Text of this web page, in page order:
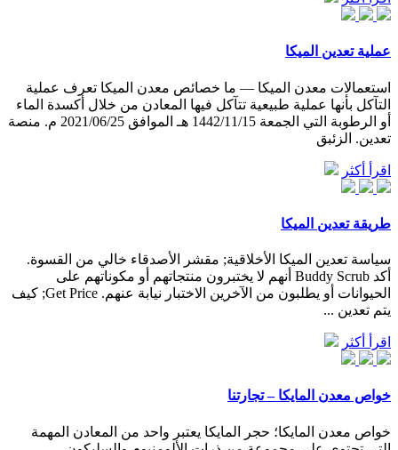
عملية تعدين الميكا
استعمالات معدن الميكا — ما خصائص معدن الميكا تعرف عملية
التآكل بأنها عملية طبيعية تتآكل فيها المعادن من خلال أكسدة الماء
أو الرطوبة التي الجمعة 1442/11/15 هـ الموافق 2021/06/25 م. منصة
تعدين. الزئبق
اقرأ أكثر
طريقة تعدين الميكا
سياسة تعدين الميكا الأخلاقية; مقشر الأصدقاء خالي من القسوة.
أكد Buddy Scrub أنهم لا يختبرون منتجاتهم أو مكوناتهم على
الحيوانات أو يطلبون من الآخرين الاختبار نيابة عنهم. Get Price; كيف
يتم تعدين ...
اقرأ أكثر
خواص معدن المايكا – تجارتنا
خواص معدن المايكا؛ حجر المايكا يعتبر واحد من المعادن المهمة